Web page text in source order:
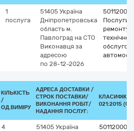
1
послуга
51405 Україна
Дніпропетровська
область м.
Павлоград на СТО
Виконавця за
адресою
по 28-12-2026
Послуги з
ремонту і
КІЛЬКІСТЬ
/
ОД.ВИМІРУ
АДРЕСА ДОСТАВКИ /
СТРОК ПОСТАВКИ/
ВИКОНАННЯ РОБІТ/
НАДАННЯ ПОСЛУГ:
021:2015
4
51405 Україна
50112000-3